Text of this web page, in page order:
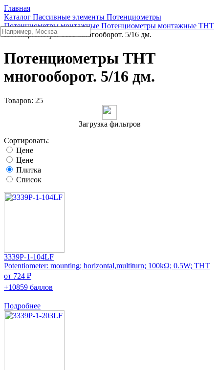
Главная
Каталог Пассивные элементы Потенциометры
Потенциометры монтажные Потенциометры монтажные THT
Потенциометры THT многооборот. 5/16 дм.
Потенциометры THT
многооборот. 5/16 дм.
Товаров: 25
Загрузка фильтров
Сортировать:
Цене
Цене
Плитка
Список
3339P-1-104LF
Potentiometer: mounting; horizontal,multiturn; 100kΩ; 0.5W; THT
от 724 ₽
+10859 баллов
Подробнее